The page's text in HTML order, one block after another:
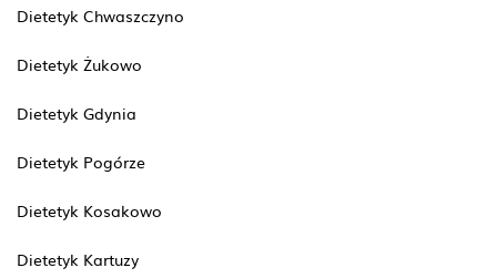
Dietetyk Chwaszczyno
Dietetyk Żukowo
Dietetyk Gdynia
Dietetyk Pogórze
Dietetyk Kosakowo
Dietetyk Kartuzy